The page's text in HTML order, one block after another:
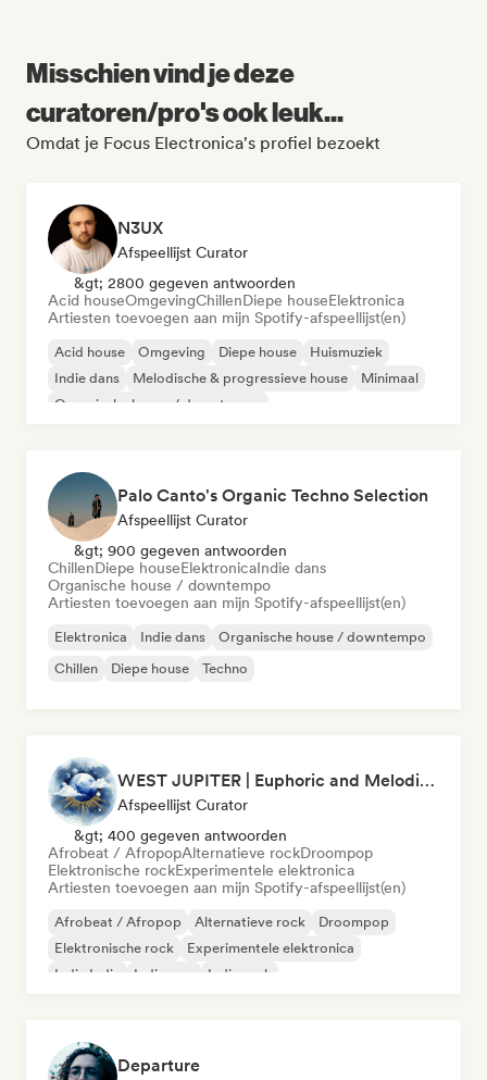
Misschien vind je deze
curatoren/pro's ook leuk...
Omdat je Focus Electronica's profiel bezoekt
N3UX
Afspeellijst Curator
&gt; 2800 gegeven antwoorden
Acid houseOmgevingChillenDiepe houseElektronica
Artiesten toevoegen aan mijn Spotify-afspeellijst(en)
Acid house Omgeving Diepe house
Huismuziek
Indie dans
Melodische & progressieve house
Minimaal
Organische house / downtempo
Palo Canto's Organic Techno Selection
Afspeellijst Curator
&gt; 900 gegeven antwoorden
ChillenDiepe houseElektronicaIndie dans
Organische house / downtempo
Artiesten toevoegen aan mijn Spotify-afspeellijst(en)
Elektronica Indie dans
Organische house / downtempo
Chillen
Diepe house Techno
WEST JUPITER | Euphoric and Melodic Techno | The Best Indie | Organic House
Afspeellijst Curator
&gt; 400 gegeven antwoorden
Afrobeat / AfropopAlternatieve rockDroompop
Elektronische rockExperimentele elektronica
Artiesten toevoegen aan mijn Spotify-afspeellijst(en)
Afrobeat / Afropop Alternatieve rock
Droompop
Elektronische rock
Experimentele elektronica
Indie India
Indie pop Indie rock
Departure